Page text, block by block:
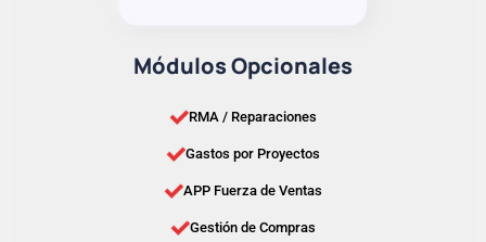
Módulos Opcionales
RMA / Reparaciones
Gastos por Proyectos
APP Fuerza de Ventas
Gestión de Compras